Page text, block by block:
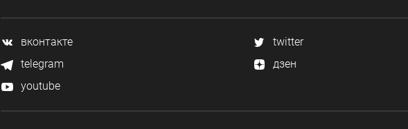
вконтакте
twitter
telegram
дзен
youtube